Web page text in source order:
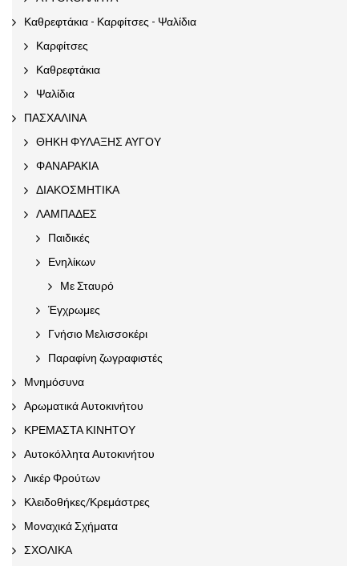
Καθρεφτάκια - Καρφίτσες - Ψαλίδια
Καρφίτσες
Καθρεφτάκια
Ψαλίδια
ΠΑΣΧΑΛΙΝΑ
ΘΗΚΗ ΦΥΛΑΞΗΣ ΑΥΓΟΥ
ΦΑΝΑΡΑΚΙΑ
ΔΙΑΚΟΣΜΗΤΙΚΑ
ΛΑΜΠΑΔΕΣ
Παιδικές
Ενηλίκων
Με Σταυρό
Έγχρωμες
Γνήσιο Μελισσοκέρι
Παραφίνη ζωγραφιστές
Μνημόσυνα
Αρωματικά Αυτοκινήτου
ΚΡΕΜΑΣΤΑ ΚΙΝΗΤΟΥ
Αυτοκόλλητα Αυτοκινήτου
Λικέρ Φρούτων
Κλειδοθήκες/Κρεμάστρες
Μοναχικά Σχήματα
ΣΧΟΛΙΚΑ